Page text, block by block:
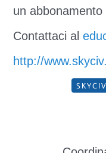
un
Contattaci al
http://